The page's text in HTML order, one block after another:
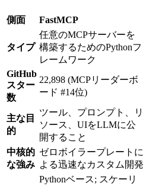
側面 FastMCP
タイプ
任意のMCPサーバーを
構築するためのPythonフ
レームワーク
GitHub
スター
数
22,898 (MCPリーダーボ
ード #14位)
主な目
的
ツール、プロンプト、リ
ソース、UIをLLMに公
開すること
中核的
な強み
ゼロボイラープレートに
よる迅速なカスタム開発
Pythonベース; スケーリ